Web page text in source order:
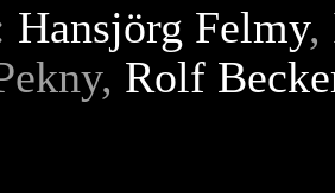
Hansjörg Felmy,
Rolf